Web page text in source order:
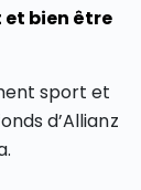
et bien être
sport et
d’Allianz